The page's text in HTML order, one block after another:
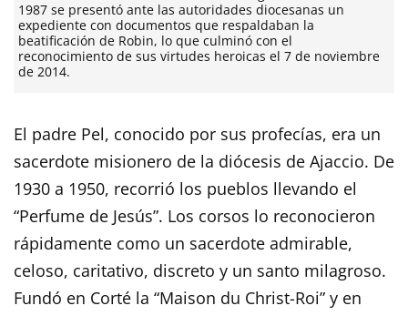
1987 se presentó ante las autoridades diocesanas un
expediente con documentos que respaldaban la
beatificación de Robin, lo que culminó con el
reconocimiento de sus virtudes heroicas el 7 de noviembre
de 2014.
El padre Pel, conocido por sus profecías, era un
sacerdote misionero de la diócesis de Ajaccio. De
1930 a 1950, recorrió los pueblos llevando el
“Perfume de Jesús”. Los corsos lo reconocieron
rápidamente como un sacerdote admirable,
celoso, caritativo, discreto y un santo milagroso.
Fundó en Corté la “Maison du Christ-Roi” y en